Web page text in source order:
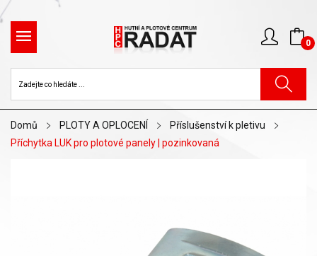
0
Domů PLOTY A OPLOCENÍ
Příslušenství k pletivu
Příchytka LUK pro plotové panely | pozinkovaná